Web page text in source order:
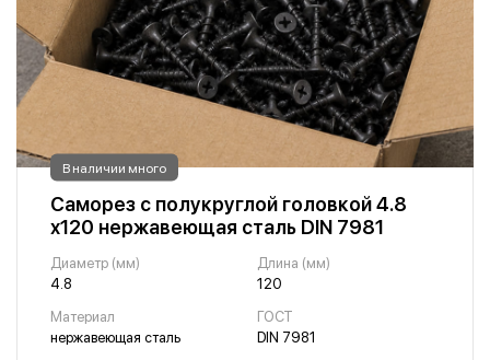
В наличии много
Саморез с полукруглой головкой 4.8
х120 нержавеющая сталь DIN 7981
Диаметр (мм)
4.8
Длина (мм)
120
Материал
нержавеющая сталь
ГОСТ
DIN 7981